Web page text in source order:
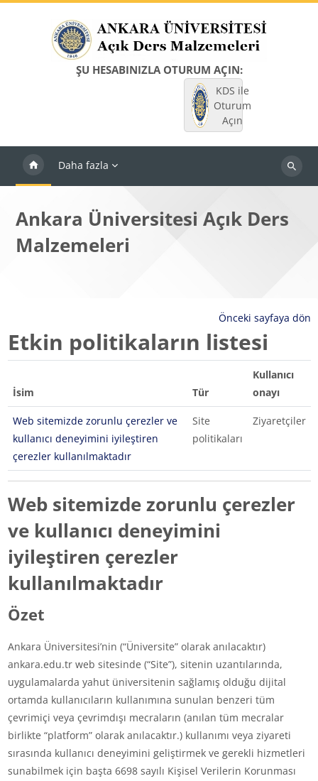
ŞU HESABINIZLA OTURUM AÇIN:
KDS ile
Oturum
Açın
Daha fazla
Dersleri
Ankara Üniversitesi Açık Ders
Malzemeleri
Önceki sayfaya dön
Etkin politikaların listesi
İsim Tür
Kullanıcı
onayı
Web sitemizde zorunlu çerezler ve
kullanıcı deneyimini iyileştiren
çerezler kullanılmaktadır
Site
politikaları
Ziyaretçiler
Web sitemizde zorunlu çerezler
ve kullanıcı deneyimini
iyileştiren çerezler
kullanılmaktadır
Özet
Ankara Üniversitesi’nin (“Üniversite” olarak anılacaktır)
ankara.edu.tr web sitesinde (“Site”), sitenin uzantılarında,
uygulamalarda yahut üniversitenin sağlamış olduğu dijital
ortamda kullanıcıların kullanımına sunulan benzeri tüm
çevrimiçi veya çevrimdışı mecraların (anılan tüm mecralar
birlikte “platform” olarak anılacaktır.) kullanımı veya ziyareti
sırasında kullanıcı deneyimini geliştirmek ve gerekli hizmetleri
sunabilmek için başta 6698 sayılı Kişisel Verilerin Korunması